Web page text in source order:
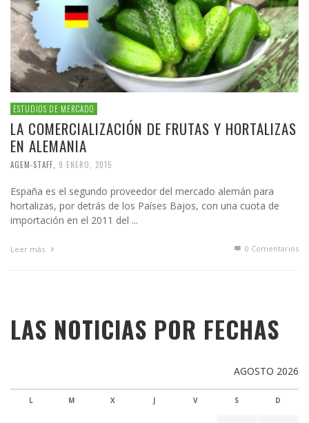
ESTUDIOS DE MERCADO
LA COMERCIALIZACIÓN DE FRUTAS Y HORTALIZAS
EN ALEMANIA
AGEM-STAFF 9 ENERO, 2015
España es el segundo proveedor del mercado alemán para
hortalizas, por detrás de los Países Bajos, con una cuota de
importación en el 2011 del ...
Leer más 0 Comentarios
LAS NOTICIAS POR FECHAS
AGOSTO 2026
L M X J V S D